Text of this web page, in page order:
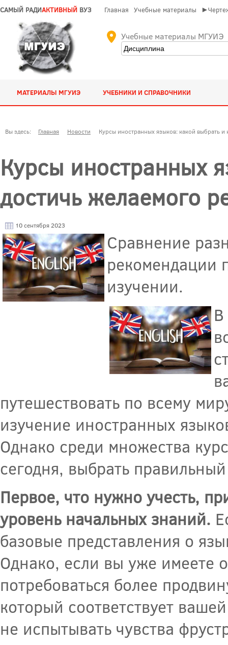
САМЫЙ РАДИАКТИВНЫЙ ВУЗ Главная Учебные материалы
Учебные материалы МГУИЭ
МАТЕРИАЛЫ МГУИЭ УЧЕБНИКИ И СПРАВОЧНИКИ
Вы здесь: Главная Новости Курсы иностранных языков: какой выбрать и
Курсы иностранных
достичь желаемого
10 сентября 2023
Сравнение
рекомендации
изучении.
В
путешествовать по всему
изучение иностранных
Однако среди множества
сегодня, выбрать
Первое, что нужно учесть,
уровень начальных знаний.
базовые представления о
Однако, если вы уже имеете
потребоваться более
который соответствует
не испытывать чувства